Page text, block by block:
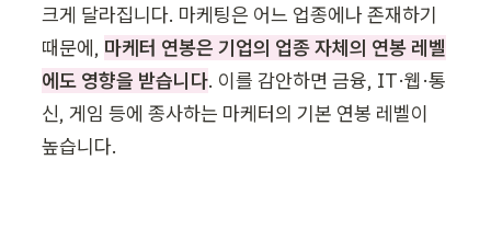
크게 달라집니다. 마케팅은 어느 업종에나 존재하기
때문에, 마케터 연봉은 기업의 업종 자체의 연봉 레벨
에도 영향을 받습니다. 이를 감안하면 금융, IT·웹·통
신, 게임 등에 종사하는 마케터의 기본 연봉 레벨이
높습니다.